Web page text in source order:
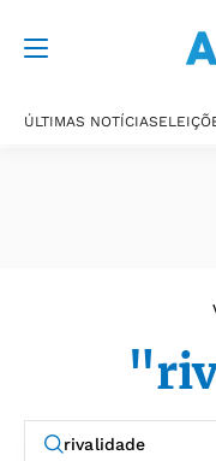
ÚLTIMAS NOTÍCIAS